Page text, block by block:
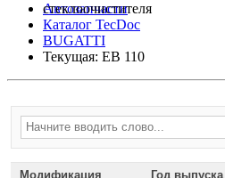
Автозапчасти
Каталог TecDoc
BUGATTI
Текущая: EB 110
Модификация Год выпуска